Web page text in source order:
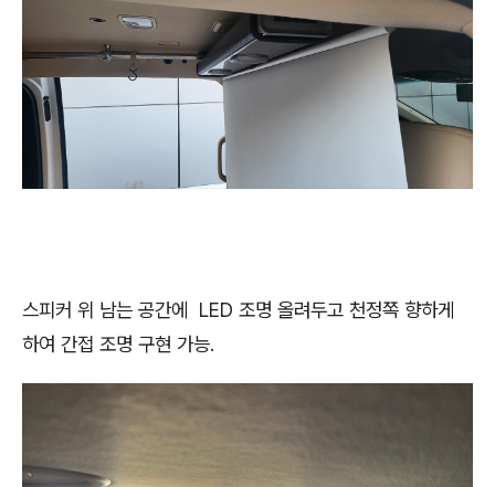
스피커 위 남는 공간에 LED 조명 올려두고 천정쪽 향하게
하여 간접 조명 구현 가능.